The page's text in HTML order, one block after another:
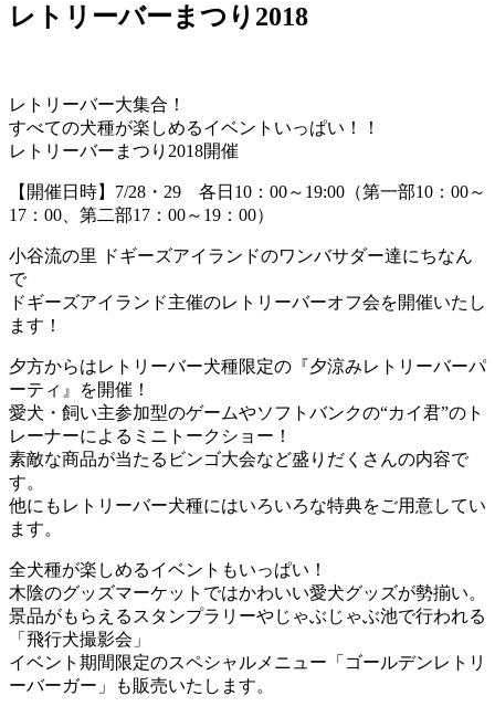
レトリーバーまつり2018
レトリーバー大集合！
すべての犬種が楽しめるイベントいっぱい！！
レトリーバーまつり2018開催
【開催日時】7/28・29 各日10：00～19:00（第一部10：00～
17：00、第二部17：00～19：00）
小谷流の里 ドギーズアイランドのワンバサダー達にちなん
で
ドギーズアイランド主催のレトリーバーオフ会を開催いたし
ます！
夕方からはレトリーバー犬種限定の『夕涼みレトリーバーパ
ーティ』を開催！
愛犬・飼い主参加型のゲームやソフトバンクの“カイ君”のト
レーナーによるミニトークショー！
素敵な商品が当たるビンゴ大会など盛りだくさんの内容で
す。
他にもレトリーバー犬種にはいろいろな特典をご用意してい
ます。
全犬種が楽しめるイベントもいっぱい！
木陰のグッズマーケットではかわいい愛犬グッズが勢揃い。
景品がもらえるスタンプラリーやじゃぶじゃぶ池で行われる
「飛行犬撮影会」
イベント期間限定のスペシャルメニュー「ゴールデンレトリ
ーバーガー」も販売いたします。